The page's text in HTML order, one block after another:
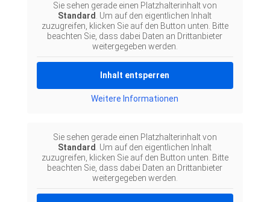
Sie sehen gerade einen Platzhalterinhalt von
Standard
. Um auf den eigentlichen Inhalt
zuzugreifen, klicken Sie auf den Button unten. Bitte
beachten Sie, dass dabei Daten an Drittanbieter
weitergegeben werden.
Inhalt entsperren
Weitere Informationen
Sie sehen gerade einen Platzhalterinhalt von
Standard
. Um auf den eigentlichen Inhalt
zuzugreifen, klicken Sie auf den Button unten. Bitte
beachten Sie, dass dabei Daten an Drittanbieter
weitergegeben werden.